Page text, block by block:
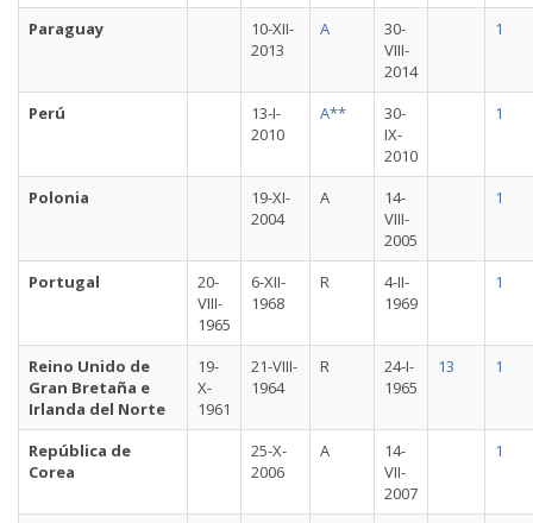
Paraguay
10-XII-
2013
A
30-
VIII-
2014
1
Perú
13-I-
2010
A**
30-
IX-
2010
1
Polonia
19-XI-
2004
A
14-
VIII-
2005
1
Portugal
20-
VIII-
1965
6-XII-
1968
R
4-II-
1969
1
Reino Unido de
Gran Bretaña e
Irlanda del Norte
19-
X-
1961
21-VIII-
1964
R
24-I-
1965
13 1
República de
Corea
25-X-
2006
A
14-
VII-
2007
1